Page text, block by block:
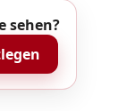
sehen?